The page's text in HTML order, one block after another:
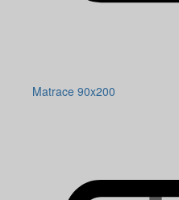
Matrace 90x200